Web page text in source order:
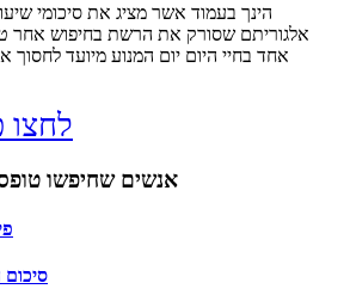
הינך בעמוד אשר מציג את סיכומי
אלגוריתם שסורק את הרשת בחיפוש אחר
אחד בחיי היום יום המנוע מיועד לחסוך
לחצו
אנשים שחיפשו טופס